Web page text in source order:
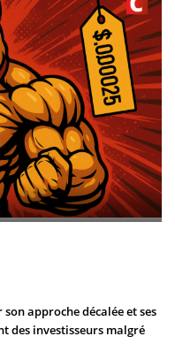
approche décalée et ses
des investisseurs malgré